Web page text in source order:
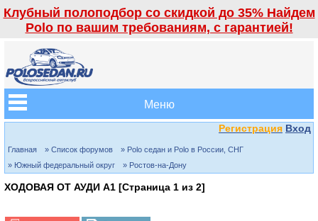
Клубный полоподбор со скидкой до 35% Найдем
Polo по вашим требованиям, с гарантией!
Меню
Регистрация Вход
Главная » Список форумов
» Polo седан и Polo в России, СНГ
» Южный федеральный округ
» Ростов-на-Дону
ХОДОВАЯ ОТ АУДИ А1 [Страница 1 из 2]